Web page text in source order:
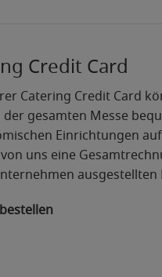
Credit Card
Catering Credit Card
gesamten Messe
Einrichtungen
uns eine
ausgestellten